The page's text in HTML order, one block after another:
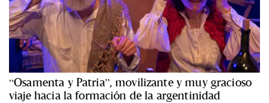
“Osamenta y Patria”, movilizante y muy gracioso
viaje hacia la formación de la argentinidad